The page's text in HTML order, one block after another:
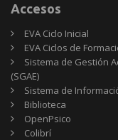
Accesos
EVA Ciclo Inicial
EVA Ciclos de
Sistema de Gestión
(SGAE)
Sistema de
Biblioteca
OpenPsico
Colibrí